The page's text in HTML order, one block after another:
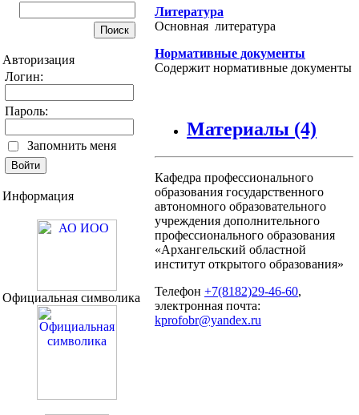
Авторизация
Логин:
Пароль:
Запомнить меня
Информация
Официальная символика
Литература
Основная литература
Нормативные документы
Содержит нормативные документы
Материалы (4)
Кафедра профессионального
образования государственного
автономного образовательного
учреждения дополнительного
профессионального образования
«Архангельский областной
институт открытого образования»
Телефон +7(8182)29-46-60,
электронная почта:
kprofobr@yandex.ru